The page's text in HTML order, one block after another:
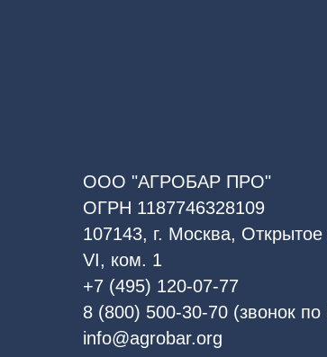
ООО "АГРОБАР ПРО"
ОГРН 1187746328109
107143, г. Москва,
VI, ком. 1
+7 (495) 120-07-77
8 (800) 500-30-70 (звонок
info@agrobar.org